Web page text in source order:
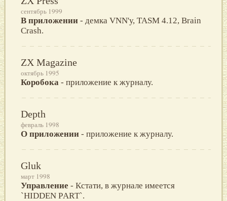
сентябрь 1999
В приложении - демка VNN'у, TASM 4.12, Brain
Crash.
ZX Magazine
октябрь 1995
Коробока - приложение к журналу.
Depth
февраль 1998
О приложении - приложение к журналу.
Gluk
март 1998
Управление - Кстати, в журнале имеется
`HIDDEN PАRТ`.